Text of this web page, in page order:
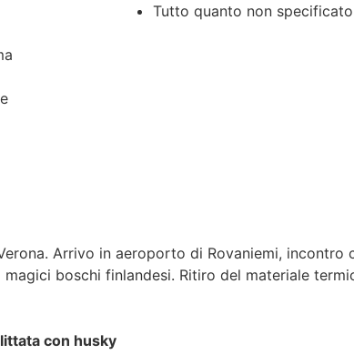
Tutto quanto non
Arrivo in aeroporto di Rovaniemi,
boschi finlandesi. Ritiro del materiale
con husky